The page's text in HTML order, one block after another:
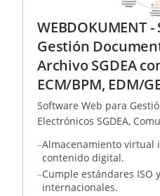
WEBDOKUMENT
Gestión
Archivo SGDEA
ECM/BPM, EDM/
Software Web para
Electrónicos SGDEA,
–Almacenamiento
contenido digital.
–Cumple estándares ISO
internacionales.